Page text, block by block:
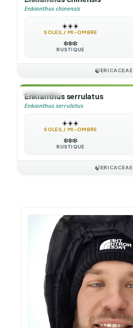
Enkianthus chinensis
☀️☀️☀️
SOLEIL / MI-OMBRE
❄️❄️❄️
RUSTIQUE
🍃ERICACEAE
🌲ARBUSTE
Enkianthus serrulatus
Enkianthus serrulatus
☀️☀️☀️
SOLEIL / MI-OMBRE
❄️❄️❄️
RUSTIQUE
🍃ERICACEAE